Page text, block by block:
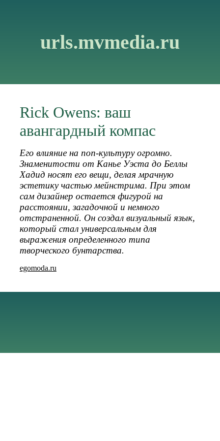
urls.mvmedia.ru
Rick Owens: ваш
авангардный компас
Его влияние на поп-культуру огромно.
Знаменитости от Канье Уэста до Беллы
Хадид носят его вещи, делая мрачную
эстетику частью мейнстрима. При этом
сам дизайнер остается фигурой на
расстоянии, загадочной и немного
отстраненной. Он создал визуальный язык,
который стал универсальным для
выражения определенного типа
творческого бунтарства.
egomoda.ru